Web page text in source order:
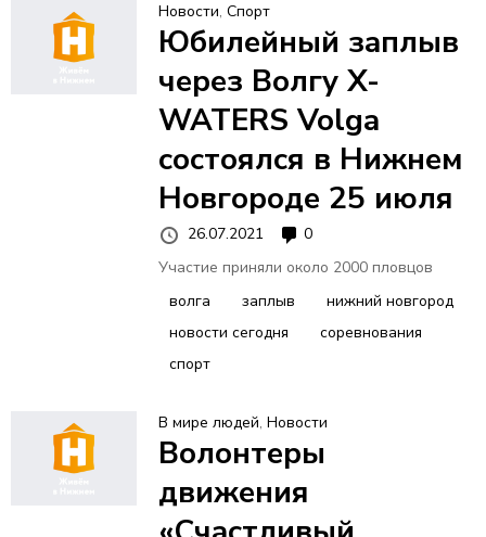
Новости, Спорт
Юбилейный заплыв
через Волгу X-
WATERS Volga
состоялся в Нижнем
Новгороде 25 июля
26.07.2021
0
Участие приняли около 2000 пловцов
волга
заплыв
нижний новгород
новости сегодня
соревнования
спорт
В мире людей, Новости
Волонтеры
движения